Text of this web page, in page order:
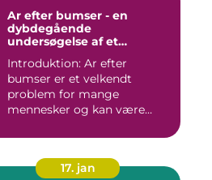
Ar efter bumser - en
dybdegående
undersøgelse af et
skønhedsproblem
Introduktion: Ar efter
bumser er et velkendt
problem for mange
mennesker og kan være
17. jan